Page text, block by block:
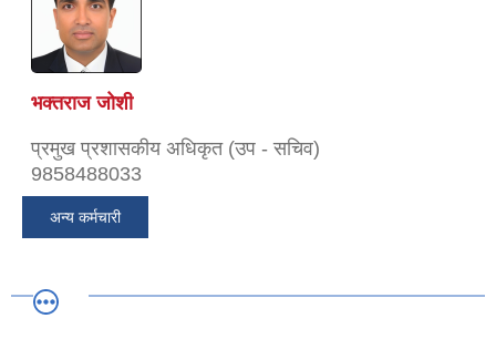
भक्तराज जोशी
प्रमुख प्रशासकीय अधिकृत (उप - सचिव)
9858488033
अन्य कर्मचारी